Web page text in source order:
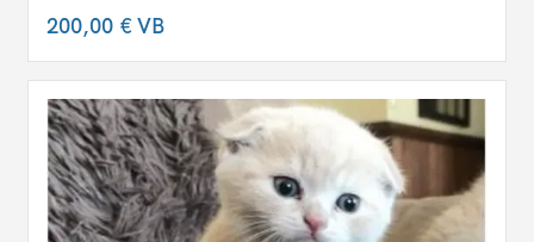
200,00 €VB